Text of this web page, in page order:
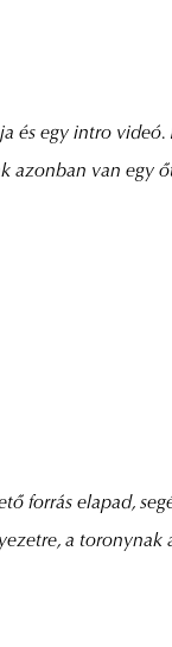
és egy intro
azonban van egy
forrás elapad,
a